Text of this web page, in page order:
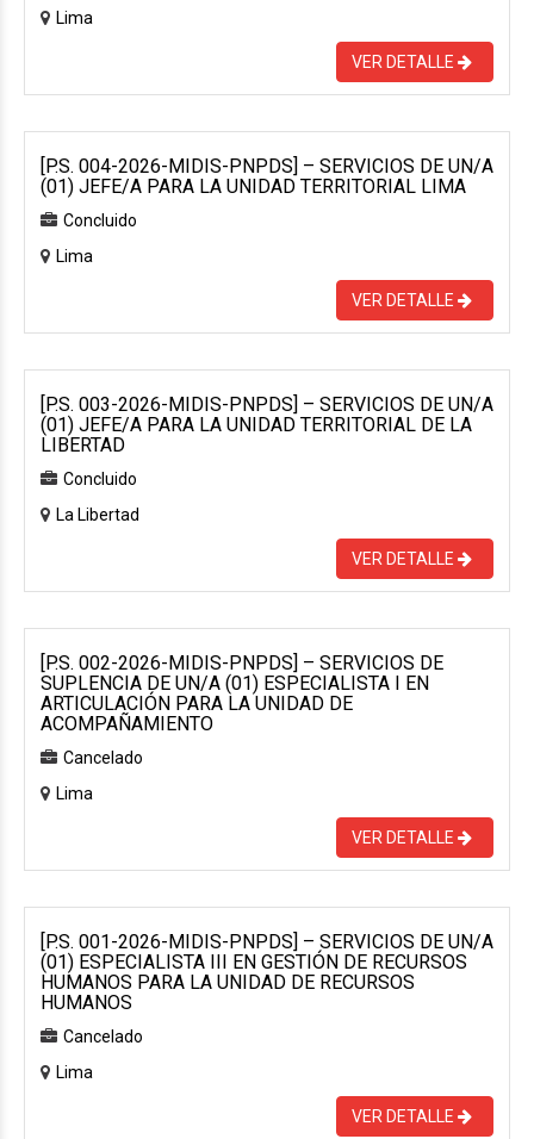
Lima
VER DETALLE
[P.S. 004-2026-MIDIS-PNPDS] – SERVICIOS DE UN/A
(01) JEFE/A PARA LA UNIDAD TERRITORIAL LIMA
Concluido
Lima
VER DETALLE
[P.S. 003-2026-MIDIS-PNPDS] – SERVICIOS DE UN/A
(01) JEFE/A PARA LA UNIDAD TERRITORIAL DE LA
LIBERTAD
Concluido
La Libertad
VER DETALLE
[P.S. 002-2026-MIDIS-PNPDS] – SERVICIOS DE
SUPLENCIA DE UN/A (01) ESPECIALISTA I EN
ARTICULACIÓN PARA LA UNIDAD DE
ACOMPAÑAMIENTO
Cancelado
Lima
VER DETALLE
[P.S. 001-2026-MIDIS-PNPDS] – SERVICIOS DE UN/A
(01) ESPECIALISTA III EN GESTIÓN DE RECURSOS
HUMANOS PARA LA UNIDAD DE RECURSOS
HUMANOS
Cancelado
Lima
VER DETALLE